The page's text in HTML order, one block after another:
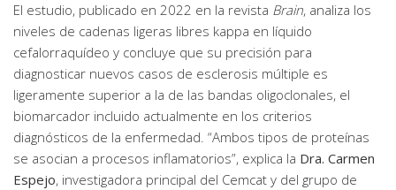
El estudio, publicado en 2022 en la revista Brain, analiza los
niveles de cadenas ligeras libres kappa en líquido
cefalorraquídeo y concluye que su precisión para
diagnosticar nuevos casos de esclerosis múltiple es
ligeramente superior a la de las bandas oligoclonales, el
biomarcador incluido actualmente en los criterios
diagnósticos de la enfermedad. “Ambos tipos de proteínas
se asocian a procesos inflamatorios”, explica la Dra. Carmen
Espejo, investigadora principal del Cemcat y del grupo de